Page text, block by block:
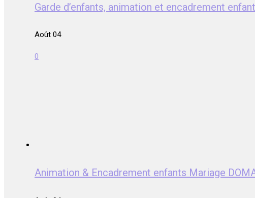
Garde d’enfants, animation et encadrement
Août 04
0
Animation & Encadrement enfants Mariage